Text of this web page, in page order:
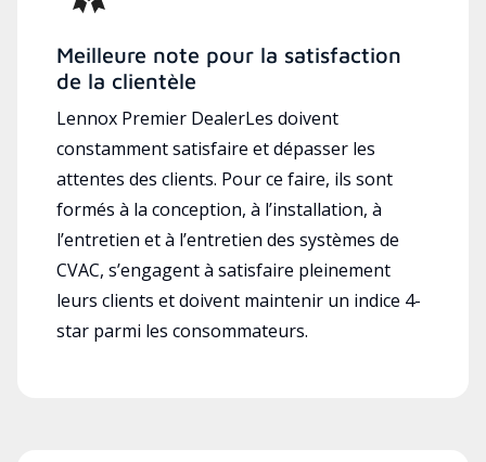
Meilleure note pour la satisfaction
de la clientèle
Lennox Premier DealerLes doivent
constamment satisfaire et dépasser les
attentes des clients. Pour ce faire, ils sont
formés à la conception, à l’installation, à
l’entretien et à l’entretien des systèmes de
CVAC, s’engagent à satisfaire pleinement
leurs clients et doivent maintenir un indice 4-
star parmi les consommateurs.